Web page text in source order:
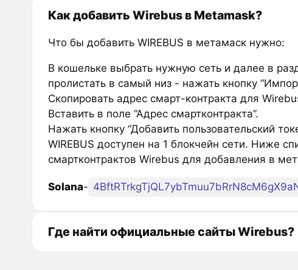
Как добавить Wirebus в Metamask?
Что бы добавить WIREBUS в метамаск нужно:
В кошельке выбрать нужную сеть и далее в
пролистать в самый низ - нажать кнопку
Скопировать адрес смарт-контракта для
Вставить в поле “Адрес смартконтракта”.
Нажать кнопку “Добавить пользовательский
WIREBUS доступен на 1 блокчейн сети. Ниже
смартконтрактов Wirebus для добавления в
Solana-
Где найти официальные сайты Wirebus?